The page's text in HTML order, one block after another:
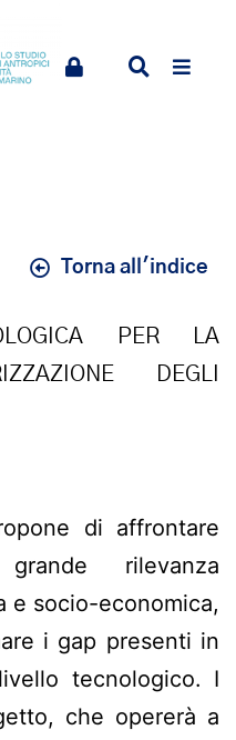
Torna all'indice
PER LA
DEGLI
di affrontare
rilevanza
e socio-economica,
i gap presenti in
tecnologico. I
che opererà a